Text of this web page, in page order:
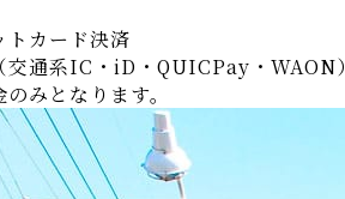
トカード決済
交通系IC・iD・QUICPay・WAON）
みとなります。